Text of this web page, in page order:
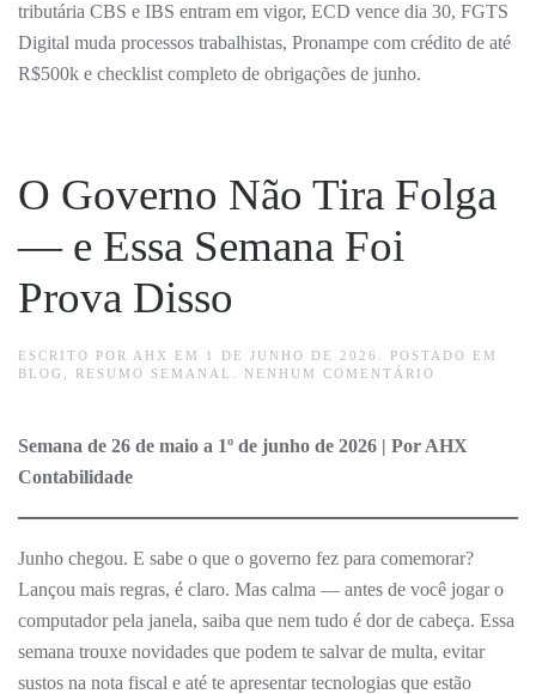
tributária CBS e IBS entram em vigor, ECD vence dia 30, FGTS
Digital muda processos trabalhistas, Pronampe com crédito de até
R$500k e checklist completo de obrigações de junho.
O Governo Não Tira Folga
— e Essa Semana Foi
Prova Disso
ESCRITO POR AHX EM 1 DE JUNHO DE 2026
. POSTADO EM
BLOG
RESUMO SEMANAL NENHUM COMENTÁRIO
TIRA
ESSA
PROVA
DISSO
Semana de 26 de maio a 1º de junho de 2026 | Por AHX
Contabilidade
Junho chegou. E sabe o que o governo fez para comemorar?
Lançou mais regras, é claro. Mas calma — antes de você jogar o
computador pela janela, saiba que nem tudo é dor de cabeça. Essa
semana trouxe novidades que podem te salvar de multa, evitar
sustos na nota fiscal e até te apresentar tecnologias que estão